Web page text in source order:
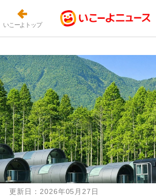
いこーよトップ
更新日： 2026年05月27日